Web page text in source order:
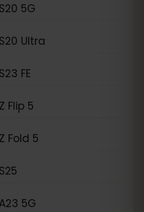
5G
Ultra
FE
Flip 5
Fold 5
5G